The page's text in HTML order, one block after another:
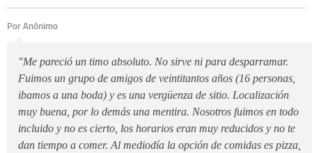
Por Anónimo
"Me pareció un timo absoluto. No sirve ni para desparramar.
Fuimos un grupo de amigos de veintitantos años (16 personas,
ibamos a una boda) y es una vergüenza de sitio. Localización
muy buena, por lo demás una mentira. Nosotros fuimos en todo
incluido y no es cierto, los horarios eran muy reducidos y no te
dan tiempo a comer. Al mediodía la opción de comidas es pizza,